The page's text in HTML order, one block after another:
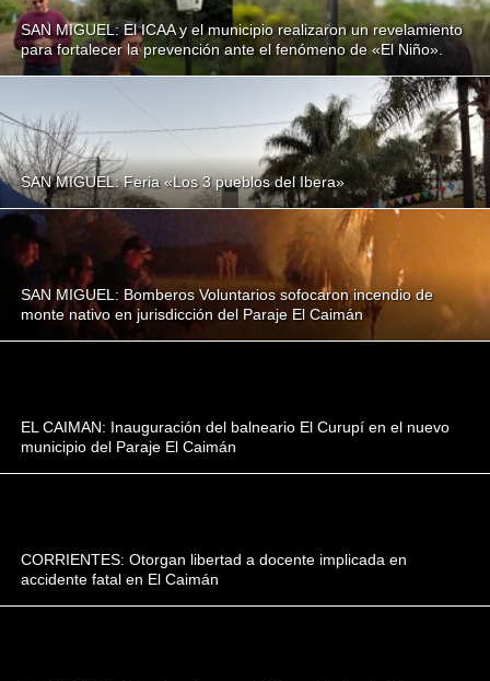
SAN MIGUEL: El ICAA y el municipio realizaron un revelamiento
para fortalecer la prevención ante el fenómeno de «El Niño».
SAN MIGUEL: Feria «Los 3 pueblos del Ibera»
SAN MIGUEL: Bomberos Voluntarios sofocaron incendio de
monte nativo en jurisdicción del Paraje El Caimán
EL CAIMAN: Inauguración del balneario El Curupí en el nuevo
municipio del Paraje El Caimán
CORRIENTES: Otorgan libertad a docente implicada en
accidente fatal en El Caimán